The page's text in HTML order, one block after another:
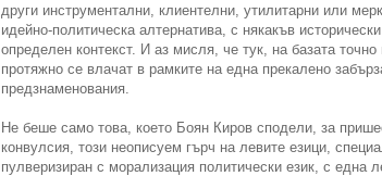
други инструментални, клиентелни, утилитарни или
идейно-политическа алтернатива, с някакъв
определен контекст. И аз мисля, че тук, на базата
протяжно се влачат в рамките на една прекалено
предзнаменования.
Не беше само това, което Боян Киров сподели, за
конвулсия, този неописуем гърч на левите езици,
пулверизиран с морализация политически език, с една